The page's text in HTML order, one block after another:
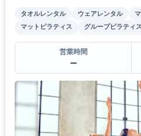
タオルレンタル ウェアレンタル
マットピラティス
グループピラティス
営業時間
ー